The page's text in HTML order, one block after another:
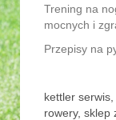
Trening na
mocnych i
Przepisy na
kettler
rowery, sklep